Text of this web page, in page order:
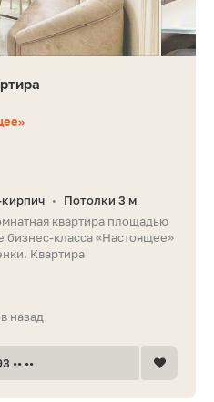
•
Потолки 3 м
квартира площадью
бизнес-класса «Настоящее»
Квартира
назад
•• ••